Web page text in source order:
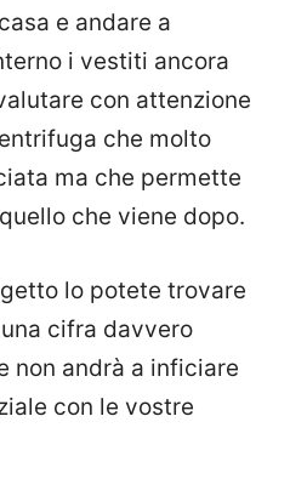
e andare a
i vestiti ancora
con attenzione
che molto
ma che permette
che viene dopo.
lo potete trovare
cifra davvero
non andrà a inficiare
con le vostre